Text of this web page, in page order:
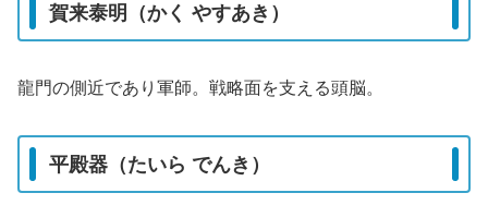
賀来泰明（かく やすあき）
龍門の側近であり軍師。戦略面を支える頭脳。
平殿器（たいら でんき）